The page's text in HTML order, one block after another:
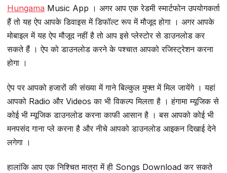
Hungama Music App । अगर आप एक रेडमी स्मार्टफोन उपयोगकर्ता
हैं तो यह ऐप आपके डिवाइस में डिफॉल्ट रूप में मौजूद होगा । अगर आपके
मोबाइल में यह ऐप मौजूद नहीं है तो आप इसे प्लेस्टोर से डाउनलोड कर
सकते हैं । ऐप को डाउनलोड करने के पश्चात आपको रजिस्ट्रेशन करना
होगा ।
ऐप पर आपको हजारों की संख्या में गाने बिल्कुल मुफ्त में मिल जायेंगे । यहां
आपको Radio और Videos का भी विकल्प मिलता है । हंगामा म्यूजिक से
कोई भी म्यूजिक डाउनलोड करना काफी आसान है । बस आपको कोई भी
मनपसंद गाना प्ले करना है और नीचे आपको डाउनलोड आइकन दिखाई देने
लगेगा ।
हालांकि आप एक निश्चित मात्रा में ही Songs Download कर सकते